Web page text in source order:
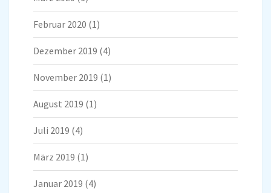
Februar 2020 (1)
Dezember 2019 (4)
November 2019 (1)
August 2019 (1)
Juli 2019 (4)
März 2019 (1)
Januar 2019 (4)